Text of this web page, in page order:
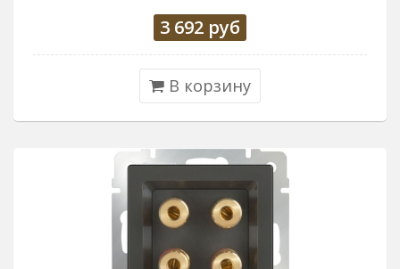
3 692 руб
В корзину